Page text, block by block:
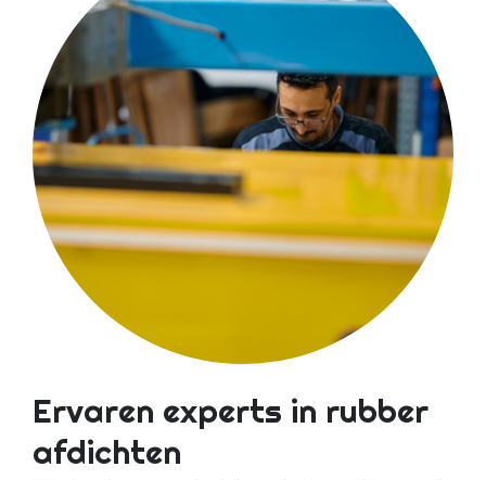
Ervaren experts in rubber
afdichten